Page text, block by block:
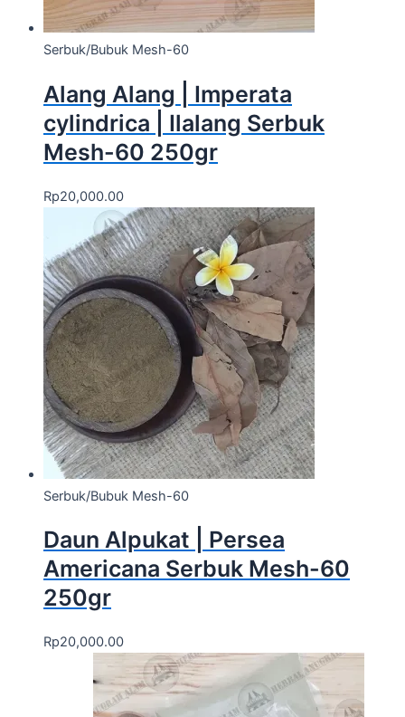
Serbuk/Bubuk Mesh-60
Alang Alang | Imperata
cylindrica | Ilalang Serbuk
Mesh-60 250gr
Rp20,000.00
Serbuk/Bubuk Mesh-60
Daun Alpukat | Persea
Americana Serbuk Mesh-60
250gr
Rp20,000.00